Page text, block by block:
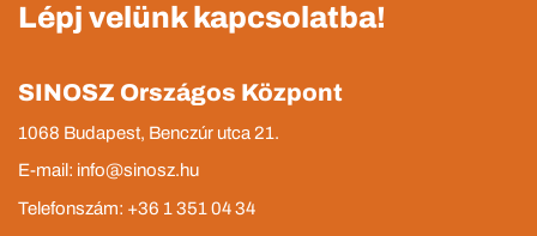
Lépj velünk kapcsolatba!
SINOSZ Országos Központ
1068 Budapest, Benczúr utca 21.
E-mail: info@sinosz.hu
Telefonszám: +36 1 351 04 34